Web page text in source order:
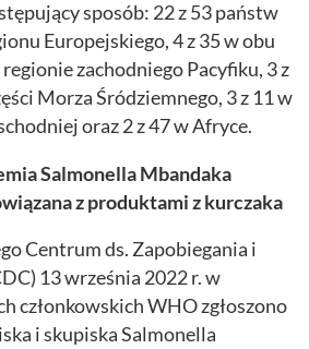
sposób: 22 z 53 państw
Europejskiego, 4 z 35 w obu
zachodniego Pacyfiku, 3 z
Morza Śródziemnego, 3 z 11 w
oraz 2 z 47 w Afryce.
Salmonella Mbandaka
z produktami z kurczaka
Centrum ds. Zapobiegania i
13 września 2022 r. w
członkowskich WHO zgłoszono
i skupiska Salmonella